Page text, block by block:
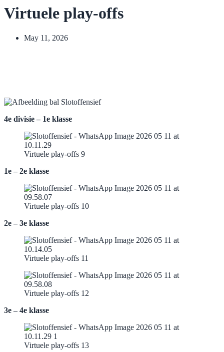
Virtuele play-offs
May 11, 2026
4e divisie – 1e klasse
Virtuele play-offs 9
1e – 2e klasse
Virtuele play-offs 10
2e – 3e klasse
Virtuele play-offs 11
Virtuele play-offs 12
3e – 4e klasse
Virtuele play-offs 13